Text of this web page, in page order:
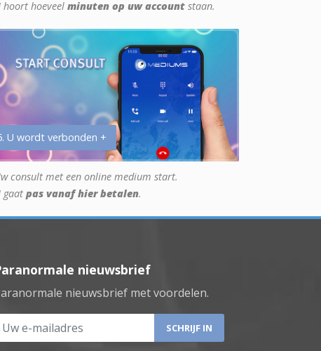
hoort hoeveel minuten op uw account staan.
U wordt verbonden +
consult met een online medium start.
gaat pas vanaf hier betalen.
nieuwsbrief
nieuwsbrief met voordelen.
Uw e-mailadres